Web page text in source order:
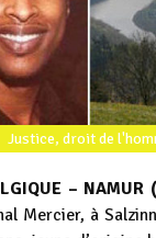
Justice, droit de
–
Mercier, à